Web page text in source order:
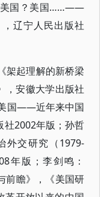
美国？美国……——
辽宁人民出版社
架起理解的新桥梁
安徽大学出版社
国——近年来中国
社2002年版；孙哲
外交研究（1979-
年版；李剑鸣：
前瞻》，《美国研